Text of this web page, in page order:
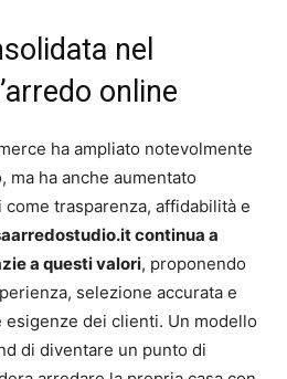
nel
online
ha ampliato notevolmente
ma ha anche aumentato
come trasparenza, affidabilità e
continua a
a questi valori, proponendo
selezione accurata e
dei clienti. Un modello
di diventare un punto di